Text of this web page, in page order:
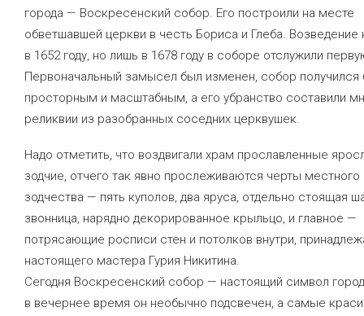
города — Воскресенский собор. Его построили на месте
обветшавшей церкви в честь Бориса и Глеба. Возведение
в 1652 году, но лишь в 1678 году в соборе отслужили
Первоначальный замысел был изменен, собор получился
просторным и масштабным, а его убранство составили
реликвии из разобранных соседних церквушек.
Надо отметить, что воздвигали храм прославленные
зодчие, отчего так явно прослеживаются черты местного
зодчества — пять куполов, два яруса, отдельно стоящая
звонница, нарядно декорированное крыльцо, и главное —
потрясающие росписи стен и потолков внутри,
настоящего мастера Гурия Никитина.
Сегодня Воскресенский собор — настоящий символ
в вечернее время он необычно подсвечен, а самые